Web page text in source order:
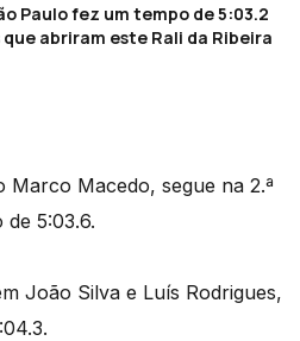
Paulo fez um tempo de 5:03.2
abriram este Rali da Ribeira
Marco Macedo, segue na 2.ª
5:03.6.
João Silva e Luís Rodrigues,